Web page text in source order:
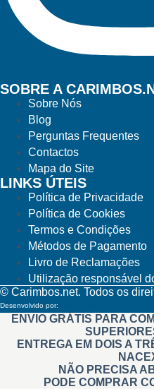
SOBRE A
Sobre Nós
Blog
Perguntas Frequentes
Contactos
Mapa do Site
LINKS ÚTEIS
Política de Privacidade
Política de Cookies
Termos e Condições
Métodos de Pagamento
Livro de Reclamações
Utilização responsável
© Carimbos.net. Todos os
Desenvolvido por:
ENVIO GRÁTIS PARA
ENTREGA EM DOIS A
NÃO PRECISA
PODE COMPRAR